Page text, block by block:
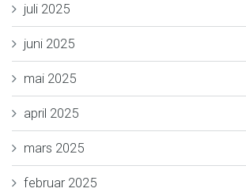
juli 2025
juni 2025
mai 2025
april 2025
mars 2025
februar 2025